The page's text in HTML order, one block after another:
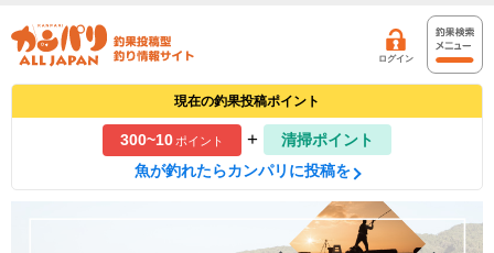
ログイン
現在の釣果投稿ポイント
300~10ポイント +
清掃ポイント
魚が釣れたらカンパリに投稿を